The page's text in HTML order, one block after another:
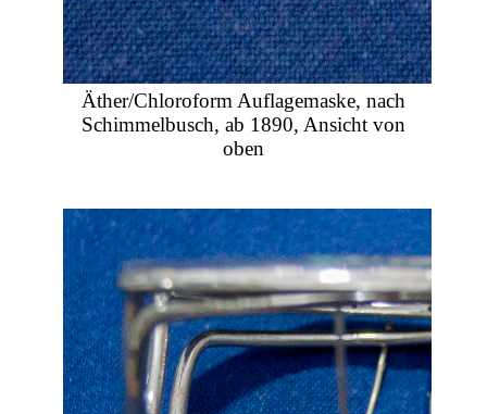
Äther/Chloroform Auflagemaske, nach
Schimmelbusch, ab 1890, Ansicht von
oben